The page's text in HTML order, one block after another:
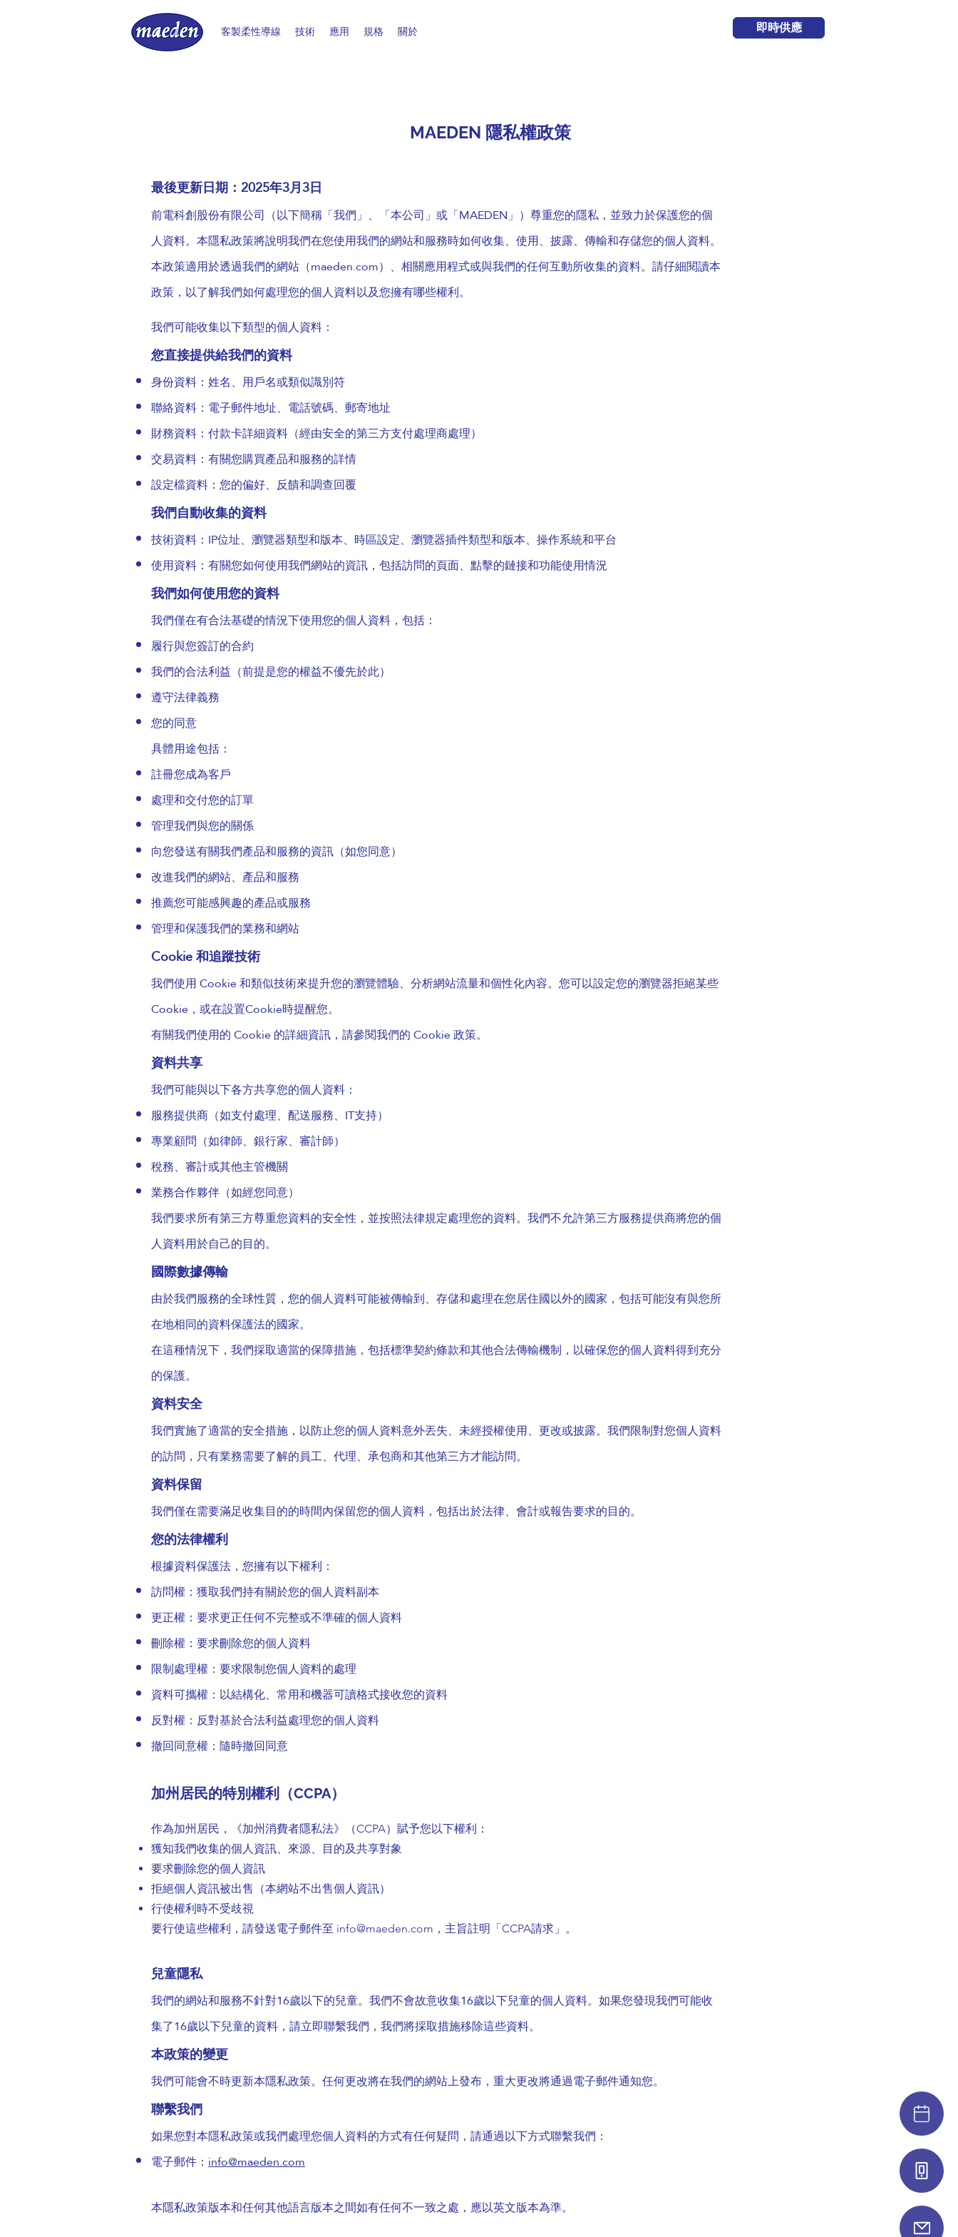
客製柔性導線 技術 應用 規格 關於 即時供應
​MAEDEN 隱私權政策
最後更新日期：2025年3月3日
前電科創股份有限公司（以下簡稱「我們」、「本公司」或「MAEDEN」）尊重您的隱私，並致力於保護您的個
人資料。本隱私政策將說明我們在您使用我們的網站和服務時如何收集、使用、披露、傳輸和存儲您的個人資料。
本政策適用於透過我們的網站（maeden.com）、相關應用程式或與我們的任何互動所收集的資料。請仔細閱讀本
政策，以了解我們如何處理您的個人資料以及您擁有哪些權利。
我們可能收集以下類型的個人資料：
您直接提供給我們的資料
身份資料：姓名、用戶名或類似識別符
聯絡資料：電子郵件地址、電話號碼、郵寄地址
財務資料：付款卡詳細資料（經由安全的第三方支付處理商處理）
交易資料：有關您購買產品和服務的詳情
設定檔資料：您的偏好、反饋和調查回覆
我們自動收集的資料
技術資料：IP位址、瀏覽器類型和版本、時區設定、瀏覽器插件類型和版本、操作系統和平台
使用資料：有關您如何使用我們網站的資訊，包括訪問的頁面、點擊的鏈接和功能使用情況
我們如何使用您的資料
我們僅在有合法基礎的情況下使用您的個人資料，包括：
履行與您簽訂的合約
我們的合法利益（前提是您的權益不優先於此）
遵守法律義務
您的同意
具體用途包括：
註冊您成為客戶
處理和交付您的訂單
管理我們與您的關係
向您發送有關我們產品和服務的資訊（如您同意）
改進我們的網站、產品和服務
推薦您可能感興趣的產品或服務
管理和保護我們的業務和網站
Cookie 和追蹤技術
我們使用 Cookie 和類似技術來提升您的瀏覽體驗、分析網站流量和個性化內容。您可以設定您的瀏覽器拒絕某些
Cookie，或在設置Cookie時提醒您。
有關我們使用的 Cookie 的詳細資訊，請參閱我們的 Cookie 政策。
資料共享
我們可能與以下各方共享您的個人資料：
服務提供商（如支付處理、配送服務、IT支持）
專業顧問（如律師、銀行家、審計師）
稅務、審計或其他主管機關
業務合作夥伴（如經您同意）
我們要求所有第三方尊重您資料的安全性，並按照法律規定處理您的資料。我們不允許第三方服務提供商將您的個
人資料用於自己的目的。
國際數據傳輸
由於我們服務的全球性質，您的個人資料可能被傳輸到、存儲和處理在您居住國以外的國家，包括可能沒有與您所
在地相同的資料保護法的國家。
在這種情況下，我們採取適當的保障措施，包括標準契約條款和其他合法傳輸機制，以確保您的個人資料得到充分
的保護。
資料安全
我們實施了適當的安全措施，以防止您的個人資料意外丟失、未經授權使用、更改或披露。我們限制對您個人資料
的訪問，只有業務需要了解的員工、代理、承包商和其他第三方才能訪問。
資料保留
我們僅在需要滿足收集目的的時間內保留您的個人資料，包括出於法律、會計或報告要求的目的。
您的法律權利
根據資料保護法，您擁有以下權利：
訪問權：獲取我們持有關於您的個人資料副本
更正權：要求更正任何不完整或不準確的個人資料
刪除權：要求刪除您的個人資料
限制處理權：要求限制您個人資料的處理
資料可攜權：以結構化、常用和機器可讀格式接收您的資料
反對權：反對基於合法利益處理您的個人資料
撤回同意權：隨時撤回同意
加州居民的特別權利（CCPA）
作為加州居民，《加州消費者隱私法》（CCPA）賦予您以下權利：
獲知我們收集的個人資訊、來源、目的及共享對象
要求刪除您的個人資訊
拒絕個人資訊被出售（本網站不出售個人資訊）
行使權利時不受歧視
要行使這些權利，請發送電子郵件至 info@maeden.com ，主旨註明「CCPA請求」。
兒童隱私
我們的網站和服務不針對16歲以下的兒童。我們不會故意收集16歲以下兒童的個人資料。如果您發現我們可能收
集了16歲以下兒童的資料，請立即聯繫我們，我們將採取措施移除這些資料。
本政策的變更
我們可能會不時更新本隱私政策。任何更改將在我們的網站上發布，重大更改將通過電子郵件通知您。
聯繫我們
如果您對本隱私政策或我們處理您個人資料的方式有任何疑問，請通過以下方式聯繫我們：
電子郵件： info@maeden.com
本隱私政策版本和任何其他語言版本之間如有任何不一致之處，應以英文版本為準。